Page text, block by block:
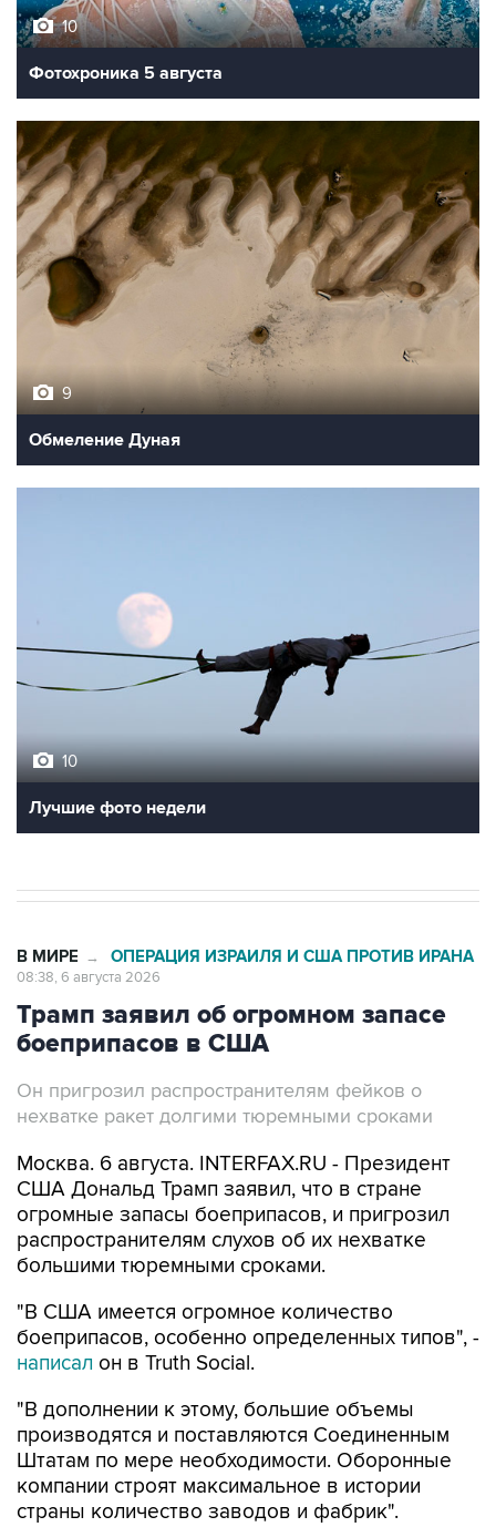
10
Фотохроника 5 августа
9
Обмеление Дуная
10
Лучшие фото недели
В МИРЕ → ОПЕРАЦИЯ ИЗРАИЛЯ И США ПРОТИВ ИРАНА
08:38, 6 августа 2026
Трамп заявил об огромном запасе
боеприпасов в США
Он пригрозил распространителям фейков о
нехватке ракет долгими тюремными сроками
Москва. 6 августа. INTERFAX.RU - Президент
США Дональд Трамп заявил, что в стране
огромные запасы боеприпасов, и пригрозил
распространителям слухов об их нехватке
большими тюремными сроками.
"В США имеется огромное количество
боеприпасов, особенно определенных типов", -
написал он в Truth Social.
"В дополнении к этому, большие объемы
производятся и поставляются Соединенным
Штатам по мере необходимости. Оборонные
компании строят максимальное в истории
страны количество заводов и фабрик".